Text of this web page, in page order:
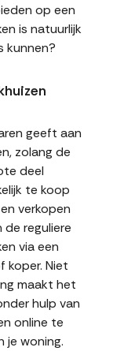
op een
is natuurlijk
kunnen?
geeft aan
zolang de
deel
te koop
verkopen
de reguliere
via een
koper. Niet
maakt het
hulp van
online te
je woning.